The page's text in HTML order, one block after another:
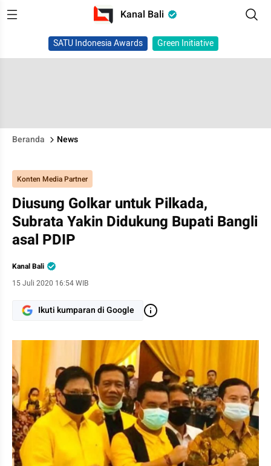
Kanal Bali
SATU Indonesia Awards Green Initiative
Beranda News
Konten Media Partner
Diusung Golkar untuk Pilkada,
Subrata Yakin Didukung Bupati Bangli
asal PDIP
Kanal Bali
15 Juli 2020 16:54 WIB
Ikuti kumparan di Google